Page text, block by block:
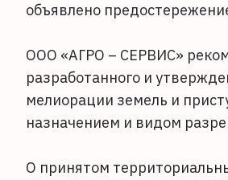
объявлено
ООО «АГРО – СЕРВИС»
разработанного и
мелиорации земель и
назначением и видом
О принятом